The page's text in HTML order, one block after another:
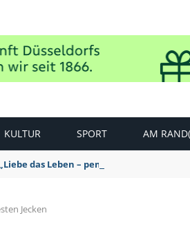
KULTUR SPORT AM
das Leben – pempelfort music
Jecken